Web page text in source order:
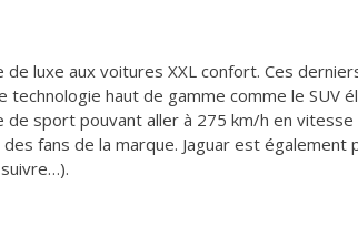
de luxe aux voitures XXL confort. Ces
haut de gamme comme le SUV
sport pouvant aller à 275 km/h en
fans de la marque. Jaguar est